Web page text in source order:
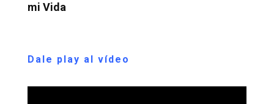
mi Vida
Dale play al vídeo